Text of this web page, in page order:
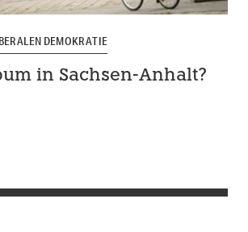
DEMOKRATIE
in Sachsen-Anhalt?